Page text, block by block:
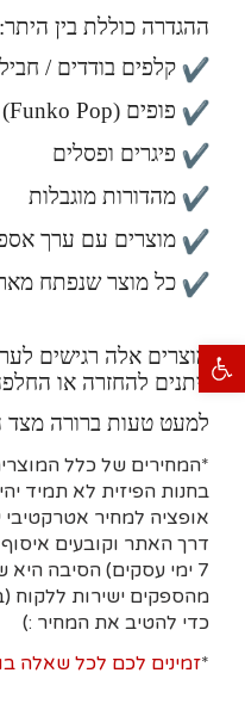
פתח סרגל נגישות
ההגדרה כוללת בין היתר:
קלפים בודדים /
פופים (Funko Pop)
פיגרים ופסלים
מהדורות מוגבלות
מוצרים עם ערך
כל מוצר שנפתח
מוצרים אלה רגישים
ניתנים להחזרה או
למעט טעות ברורה מצד
*המחירים של כלל
בחנות הפיזית לא תמיד
אופציה למחיר
7 ימי עסקים)
הסיבה היא
מהספקים ישירות ללקוח
כדי להטיב את המחיר :)
*זמינים לכם לכל שאלה